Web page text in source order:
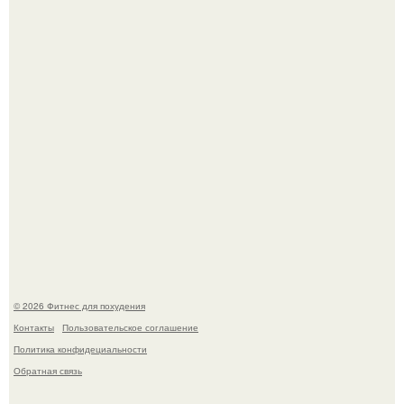
© 2026 Фитнес для похудения
Контакты
Пользовательское соглашение
Политика конфидециальности
Обратная связь